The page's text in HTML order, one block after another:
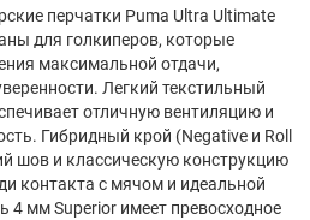
перчатки Puma Ultra Ultimate
для голкиперов, которые
максимальной отдачи,
Легкий текстильный
отличную вентиляцию и
Гибридный крой (Negative и Roll
шов и классическую конструкцию
контакта с мячом и идеальной
4 мм Superior имеет превосходное